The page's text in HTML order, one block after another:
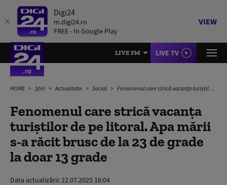
Digi24
m.digi24.ro
FREE - In Google Play
VIEW
LIVE FM LIVE TV
HOME Știri Actualitate Social Fenomenul care strică vacanța turiștilor de pe litoral. Apa mării s-a răcit brusc de la 23 de grade la doar 13 grade
Fenomenul care strică vacanța
turiștilor de pe litoral. Apa mării
s-a răcit brusc de la 23 de grade
la doar 13 grade
Data actualizării:22.07.2025 16:04